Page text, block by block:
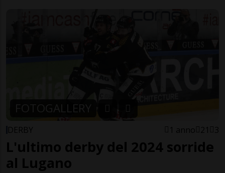
FOTOGALLERY
DERBY 1 anno 21 3
L'ultimo derby del 2024 sorride
al Lugano